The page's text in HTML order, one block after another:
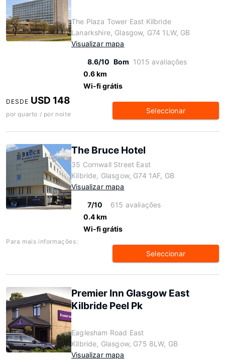
The Plaza Tower East Kilbride
Lanarkshire, Glasgow, G74 1LW, GB
Visualizar mapa
8.6/10 Bom 1015 avaliações
0.6 km
Wi-fi grátis
DESDE USD 148
por quarto / por noite Seleccionar
The Bruce Hotel
35 Cornwall Street East
Kilbride, Glasgow, G74 1AF, GB
Visualizar mapa
7/10
615 avaliações
0.4 km
Wi-fi grátis
Para mais informações:
Seleccionar
Premier Inn Glasgow East
Kilbride Peel Pk
Eaglesham Road East
Kilbride, Glasgow, G75 8LW, GB
Visualizar mapa